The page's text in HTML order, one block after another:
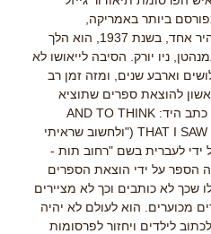
ביותר באמריקה,
והמתורגם ביותר בעולם. יום בהיר אחד, בשנת 1937, הוא הלך
ניו יורק. הסיבה לייאושו לא
וארבע שנים, ומזה זמן רב
להוצאת ספרים שתוציא
אותו לאור. הוא החזיק בידו את כתב היד: AND TO THINK
THAT I SAW IT ON MULBERRY STREET ("ולחשוב שראיתי
ידי לעברית בשם "רחוב תות -
הספר על ידי הוצאת הספרים
לו שכך לא כותבים וכך לא מציירים
מכוערים. הוא לעולם לא יהיה
לילדים ויחזור לפרסומות